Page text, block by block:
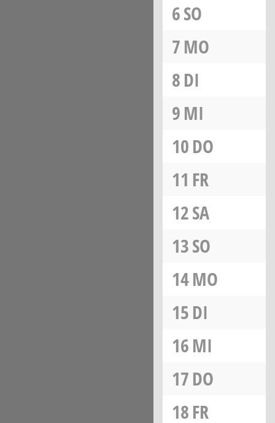
6SO
7MO
8DI
9MI
10DO
11 FR
12SA
13SO
14MO
15DI
16MI
17DO
18FR